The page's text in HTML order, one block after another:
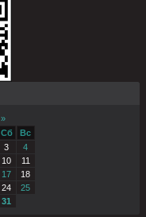
»
Сб
Вс
3
4
10
11
17
18
24
25
31